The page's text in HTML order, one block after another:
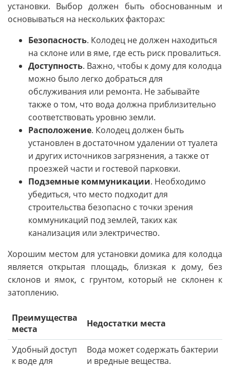
установки. Выбор должен быть обоснованным и
основываться на нескольких факторах:
Безопасность. Колодец не должен находиться
на склоне или в яме, где есть риск провалиться.
Доступность. Важно, чтобы к дому для колодца
можно было легко добраться для
обслуживания или ремонта. Не забывайте
также о том, что вода должна приблизительно
соответствовать уровню земли.
Расположение. Колодец должен быть
установлен в достаточном удалении от туалета
и других источников загрязнения, а также от
проезжей части и гостевой парковки.
Подземные коммуникации. Необходимо
убедиться, что место подходит для
строительства безопасно с точки зрения
коммуникаций под землей, таких как
канализация или электричество.
Хорошим местом для установки домика для колодца
является открытая площадь, близкая к дому, без
склонов и ямок, с грунтом, который не склонен к
затоплению.
Преимущества
места
Недостатки места
Удобный доступ
к воде для
Вода может содержать бактерии
и вредные вещества.